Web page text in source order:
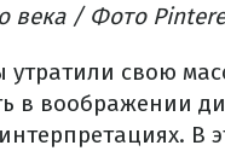
века / Фото
свою
в воображении
В